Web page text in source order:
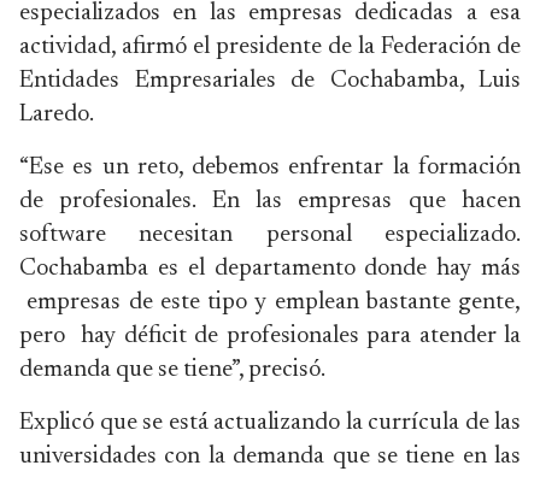
especializados en las empresas dedicadas a esa
actividad, afirmó el presidente de la Federación de
Entidades Empresariales de Cochabamba, Luis
Laredo.
“Ese es un reto, debemos enfrentar la formación
de profesionales. En las empresas que hacen
software necesitan personal especializado.
Cochabamba es el departamento donde hay más
empresas de este tipo y emplean bastante gente,
pero hay déficit de profesionales para atender la
demanda que se tiene”, precisó.
Explicó que se está actualizando la currícula de las
universidades con la demanda que se tiene en las